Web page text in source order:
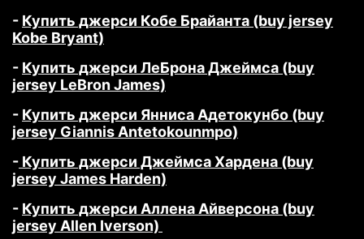
- Купить джерси Кобе Брайанта (buy jersey
Kobe Bryant)
- Купить джерси ЛеБрона Джеймса (buy
jersey LeBron James)
- Купить джерси Янниса Адетокунбо (buy
jersey Giannis Antetokounmpo)
- Купить джерси Джеймса Хардена (buy
jersey James Harden)
- Купить джерси Аллена Айверсона (buy
jersey Allen Iverson)